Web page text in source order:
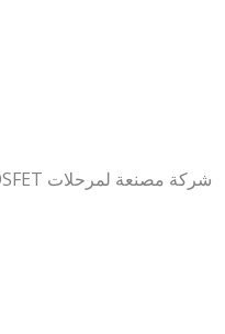
شركة مصنعة لمرحلات Opto-MOSFET ومرحلات Opto-SiC MOSFET ومرحلات Reed ومرحلات الحالة الصلبة ومفاتيح MEMS.